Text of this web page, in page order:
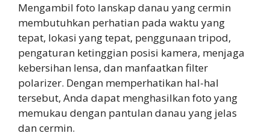
Mengambil foto lanskap danau yang cermin
membutuhkan perhatian pada waktu yang
tepat, lokasi yang tepat, penggunaan tripod,
pengaturan ketinggian posisi kamera, menjaga
kebersihan lensa, dan manfaatkan filter
polarizer. Dengan memperhatikan hal-hal
tersebut, Anda dapat menghasilkan foto yang
memukau dengan pantulan danau yang jelas
dan cermin.